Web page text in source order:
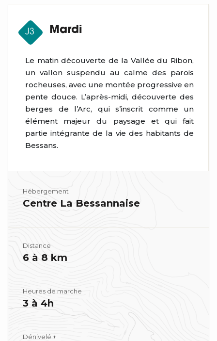
J3 Mardi
Le matin découverte de la Vallée du Ribon,
un vallon suspendu au calme des parois
rocheuses, avec une montée progressive en
pente douce. L’après-midi, découverte des
berges de l’Arc, qui s’inscrit comme un
élément majeur du paysage et qui fait
partie intégrante de la vie des habitants de
Bessans.
Hébergement
Centre La Bessannaise
Distance
6 à 8 km
Heures de marche
3 à 4h
Dénivelé +